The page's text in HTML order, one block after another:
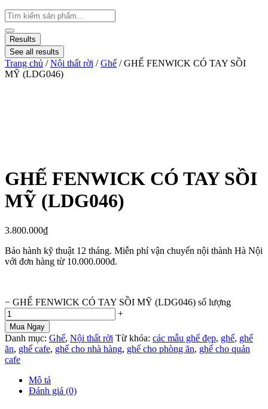
Results
See all results
Trang chủ /Nội thất rời /Ghế / GHẾ FENWICK CÓ TAY SỒI
MỸ (LDG046)
GHẾ FENWICK CÓ TAY SỒI
MỸ (LDG046)
3.800.000₫
Bảo hành kỹ thuật 12 tháng. Miễn phí vận chuyển nội thành Hà Nội
với đơn hàng từ 10.000.000đ.
− GHẾ FENWICK CÓ TAY SỒI MỸ (LDG046) số lượng
+
Mua Ngay
Danh mục: Ghế, Nội thất rời Từ khóa: các mẫu ghế đẹp, ghế, ghế
ăn, ghế cafe, ghế cho nhà hàng, ghế cho phòng ăn, ghế cho quán
cafe
Mô tả
Đánh giá (0)